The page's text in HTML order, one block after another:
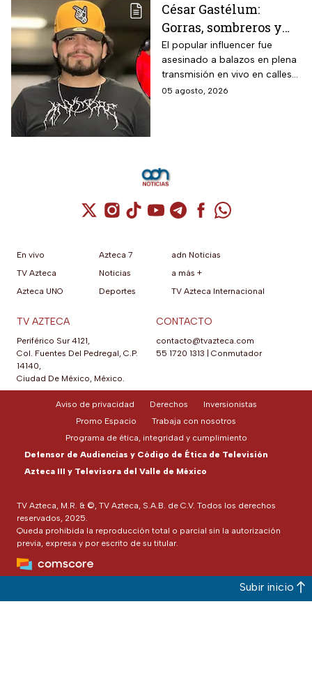
lámina galvanizada,
fibrocemento y ladrillos,
además de fórmula libre de
asbesto y no inflamable.
César Gastélum:
Gorras, sombreros y
las letras MZ, las
pistas que investigan
tras el asesinato del
influencer
El popular influencer fue
asesinado a balazos en plena
transmisión en vivo en calles
de Culiacán, Sinaloa.
05 agosto, 2026
Cuenta de X / Twitter (se abre en una
Cuenta de Instagram (se abre en una
Cuenta de TikTok (se abre en
Cuenta de YouTube (se abre
Cuenta de Telegram (se
Cuenta de
Cuenta de
En vivo
TV Azteca
Azteca UNO
Azteca 7
Noticias
Deportes
adn Noticias
a más +
TV Azteca Internacional
TV AZTECA
Periférico Sur 4121,
Col. Fuentes Del Pedregal, C.P.
14140,
Ciudad De México, México.
CONTACTO
contacto@tvazteca.com
55 1720 1313
Conmutador
TV Azteca, M.R. & ©, TV Azteca, S.A.B. de C.V. Todos los derechos
reservados, 2025.
Queda prohibida la reproducción total o parcial sin la autorización
previa, expresa y por escrito de su titular.
Aviso de privacidad Derechos
Inversionistas
Promo Espacio
Trabaja con nosotros
Programa de ética, integridad y cumplimiento
Defensor de Audiencias y Código de Ética de Televisión
Azteca III y Televisora del Valle de México
Subir inicio